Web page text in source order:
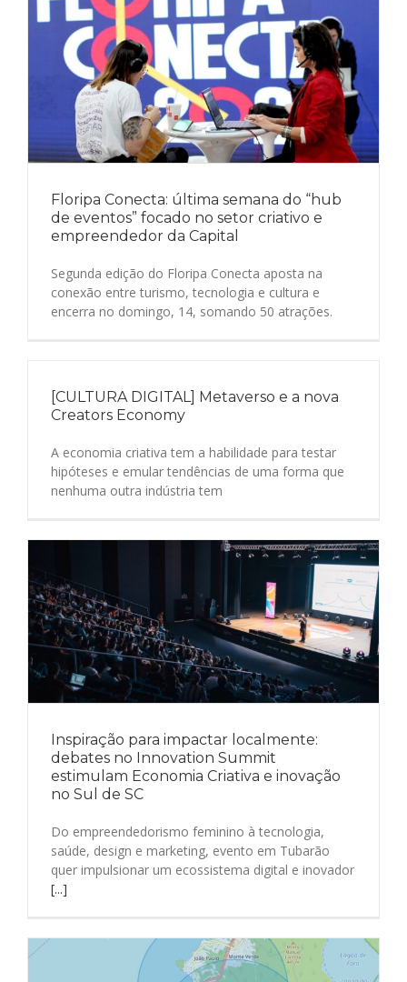
Floripa Conecta: última semana do “hub
de eventos” focado no setor criativo e
empreendedor da Capital
Segunda edição do Floripa Conecta aposta na
conexão entre turismo, tecnologia e cultura e
encerra no domingo, 14, somando 50 atrações.
[CULTURA DIGITAL] Metaverso e a nova
Creators Economy
A economia criativa tem a habilidade para testar
hipóteses e emular tendências de uma forma que
nenhuma outra indústria tem
Inspiração para impactar localmente:
debates no Innovation Summit
estimulam Economia Criativa e inovação
no Sul de SC
Do empreendedorismo feminino à tecnologia,
saúde, design e marketing, evento em Tubarão
quer impulsionar um ecossistema digital e inovador
[...]